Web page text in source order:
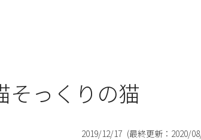
そっくりの猫
2019/12/17 (最終更新： 2020/